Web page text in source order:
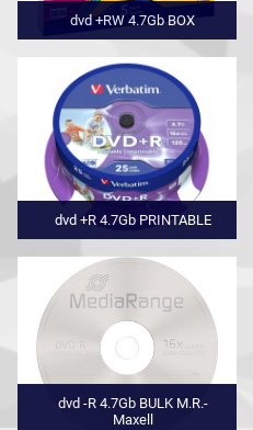
dvd +RW 4.7Gb BOX
dvd +R 4.7Gb PRINTABLE
dvd -R 4.7Gb BULK M.R.-
Maxell